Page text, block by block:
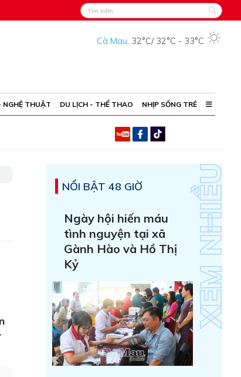
Cà Mau, 32°C/ 32°C - 33°C
THUẬT DU LỊCH - THỂ THAO NHỊP SỐNG TRẺ
NỔI BẬT 48 GIỜ
Ngày hội hiến máu
tình nguyện tại xã
Gành Hào và Hồ Thị
Kỷ